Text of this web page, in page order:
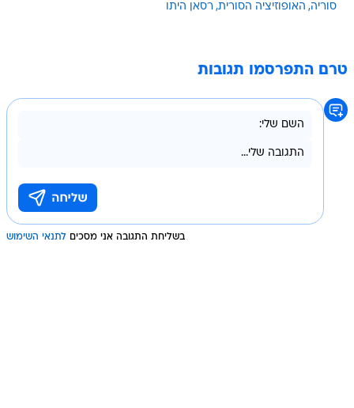
סוריה האופוזיציה הסורית רסאן היתו
טרם התפרסמו תגובות
בשליחת התגובה אני מסכים לתנאי השימוש